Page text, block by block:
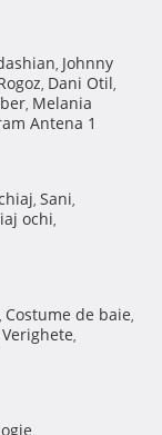
, Johnny
, Dani Otil,
, Melania
Antena 1
, Sani,
ochi,
, Costume de baie,
Verighete,
,